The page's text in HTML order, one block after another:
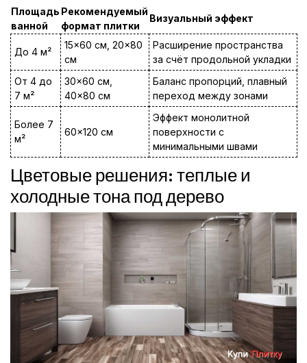
Площадь
ванной
Рекомендуемый
формат плитки
Визуальный эффект
До 4 м²
15×60 см, 20×80
см
Расширение пространства
за счёт продольной укладки
От 4 до
7 м²
30×60 см,
40×80 см
Баланс пропорций, плавный
переход между зонами
Более 7
м²
60×120 см
Эффект монолитной
поверхности с
минимальными швами
Цветовые решения: теплые и
холодные тона под дерево